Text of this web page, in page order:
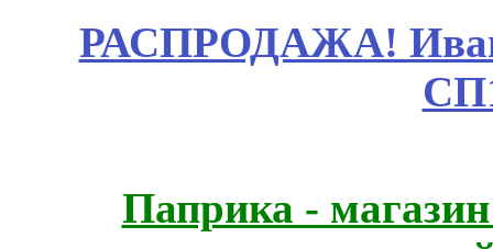
РАСПРОДАЖА!
Паприка -